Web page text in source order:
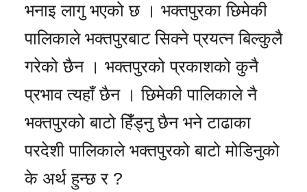
भनाइ लागु भएको छ । भक्तपुरका छिमेकी
पालिकाले भक्तपुरबाट सिक्ने प्रयत्न बिल्कुलै
गरेको छैन । भक्तपुरको प्रकाशको कुनै
प्रभाव त्यहाँ छैन । छिमेकी पालिकाले नै
भक्तपुरको बाटो हिँड्नु छैन भने टाढाका
परदेशी पालिकाले भक्तपुरको बाटो मोडिनुको
के अर्थ हुन्छ र ?